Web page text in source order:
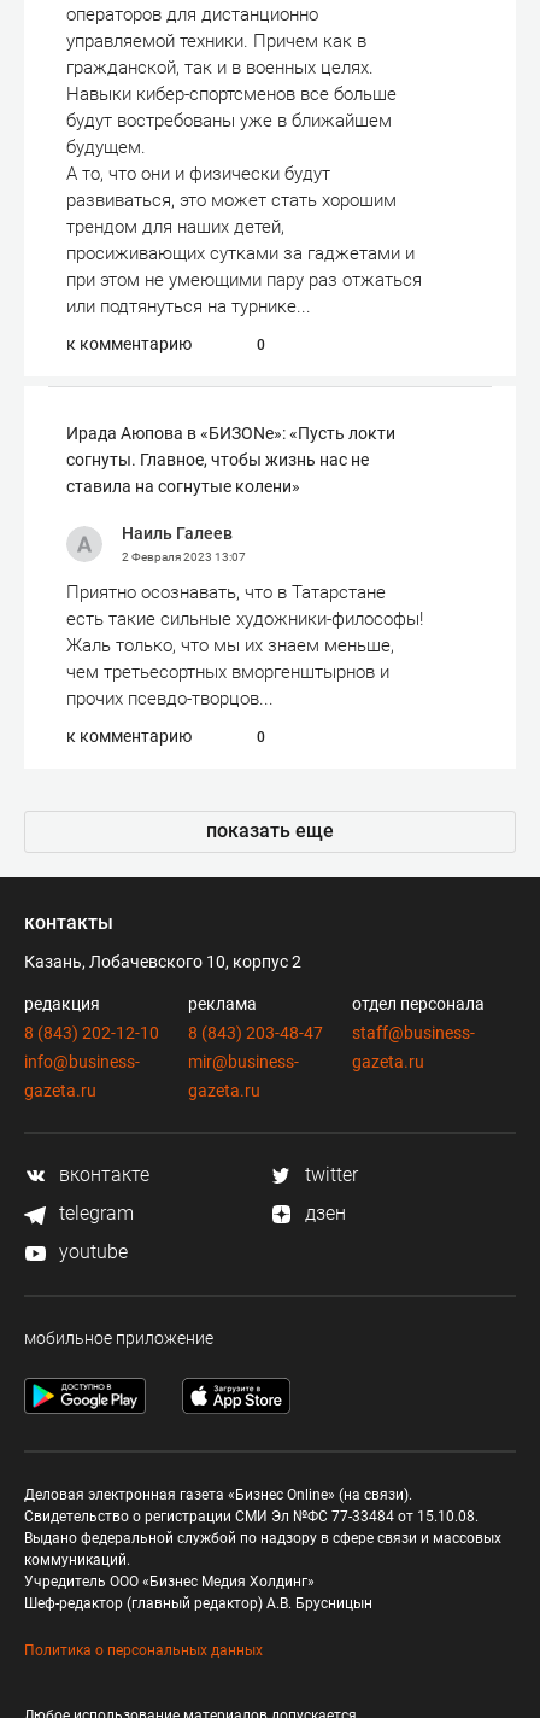
операторов для дистанционно
управляемой техники. Причем как в
гражданской, так и в военных целях.
Навыки кибер-спортсменов все больше
будут востребованы уже в ближайшем
будущем.
А то, что они и физически будут
развиваться, это может стать хорошим
трендом для наших детей,
просиживающих сутками за гаджетами и
при этом не умеющими пару раз отжаться
или подтянуться на турнике...
к комментарию 0
Ирада Аюпова в «БИЗОNe»: «Пусть локти
согнуты. Главное, чтобы жизнь нас не
ставила на согнутые колени»
Наиль Галеев
2 Февраля 2023 13:07
Приятно осознавать, что в Татарстане
есть такие сильные художники-философы!
Жаль только, что мы их знаем меньше,
чем третьесортных вморгенштырнов и
прочих псевдо-творцов...
к комментарию 0
показать еще
контакты
Казань, Лобачевского 10, корпус 2
редакция
8 (843) 202-12-10
info@business-
gazeta.ru
реклама
8 (843) 203-48-47
mir@business-
gazeta.ru
отдел персонала
staff@business-
gazeta.ru
вконтакте
twitter
telegram
дзен
youtube
мобильное приложение
Деловая электронная газета «Бизнес Online» (на связи).
Свидетельство о регистрации СМИ Эл №ФС 77-33484 от 15.10.08.
Выдано федеральной службой по надзору в сфере связи и массовых
коммуникаций.
Учредитель ООО «Бизнес Медия Холдинг»
Шеф-редактор (главный редактор) А.В. Брусницын
Политика о персональных данных